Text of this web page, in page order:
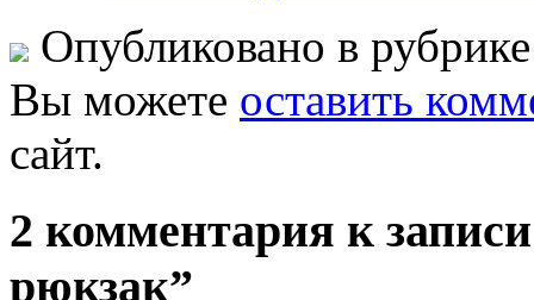
Опубликовано в
Вы можете оставить
сайт.
2 комментария к
рюкзак”